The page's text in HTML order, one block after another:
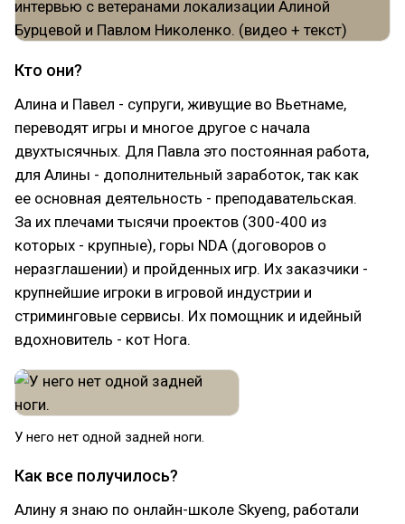
Кто они?
Алина и Павел - супруги, живущие во Вьетнаме,
переводят игры и многое другое с начала
двухтысячных. Для Павла это постоянная работа,
для Алины - дополнительный заработок, так как
ее основная деятельность - преподавательская.
За их плечами тысячи проектов (300-400 из
которых - крупные), горы NDA (договоров о
неразглашении) и пройденных игр. Их заказчики -
крупнейшие игроки в игровой индустрии и
стриминговые сервисы. Их помощник и идейный
вдохновитель - кот Нога.
У него нет одной задней ноги.
Как все получилось?
Алину я знаю по онлайн-школе Skyeng, работали